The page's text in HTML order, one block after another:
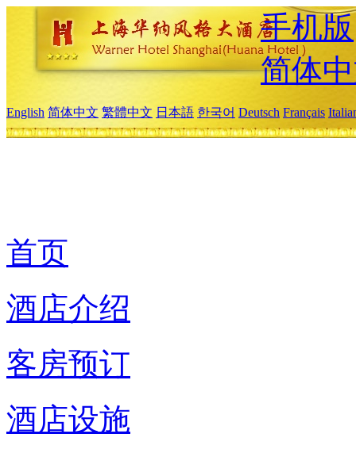
手机版
简体
English 简体中文 繁體中文 日本語 한국어 Deutsch Français
首页
酒店介绍
客房预订
酒店设施